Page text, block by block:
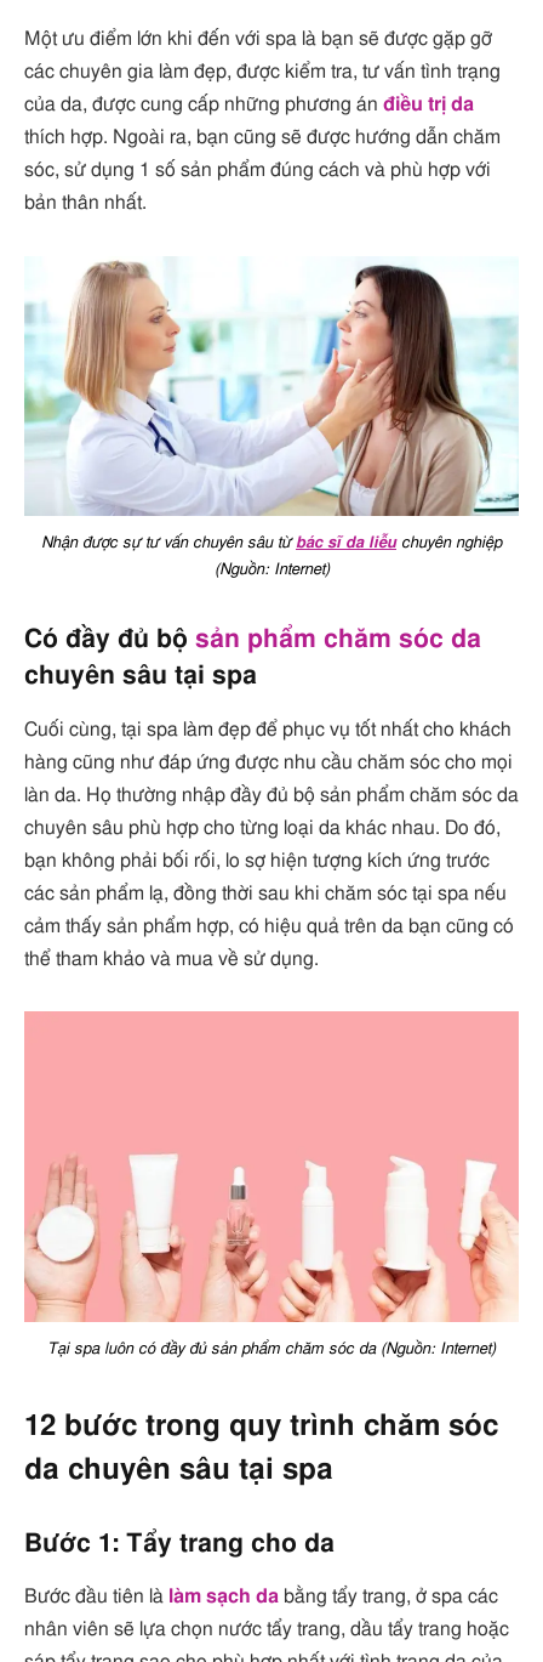
Một ưu điểm lớn khi đến với spa là bạn sẽ được gặp gỡ
các chuyên gia làm đẹp, được kiểm tra, tư vấn tình trạng
của da, được cung cấp những phương án điều trị da
thích hợp. Ngoài ra, bạn cũng sẽ được hướng dẫn chăm
sóc, sử dụng 1 số sản phẩm đúng cách và phù hợp với
bản thân nhất.
Nhận được sự tư vấn chuyên sâu từbác sĩ da liễuchuyên nghiệp
(Nguồn: Internet)
Có đầy đủ bộ sản phẩm chăm sóc da
chuyên sâu tại spa
Cuối cùng, tại spa làm đẹp để phục vụ tốt nhất cho khách
hàng cũng như đáp ứng được nhu cầu chăm sóc cho mọi
làn da. Họ thường nhập đầy đủ bộ sản phẩm chăm sóc da
chuyên sâu phù hợp cho từng loại da khác nhau. Do đó,
bạn không phải bối rối, lo sợ hiện tượng kích ứng trước
các sản phẩm lạ, đồng thời sau khi chăm sóc tại spa nếu
cảm thấy sản phẩm hợp, có hiệu quả trên da bạn cũng có
thể tham khảo và mua về sử dụng.
Tại spa luôn có đầy đủ sản phẩm chăm sóc da (Nguồn: Internet)
12 bước trong quy trình chăm sóc
da chuyên sâu tại spa
Bước 1: Tẩy trang cho da
Bước đầu tiên là làm sạch da bằng tẩy trang, ở spa các
nhân viên sẽ lựa chọn nước tẩy trang, dầu tẩy trang hoặc